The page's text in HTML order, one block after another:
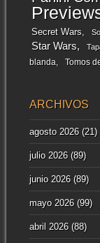
Secret Wars
Star Wars
blanda
Tomos
ARCHIVOS
agosto 2026(21)
julio 2026(89)
junio 2026(89)
mayo 2026(99)
abril 2026(88)